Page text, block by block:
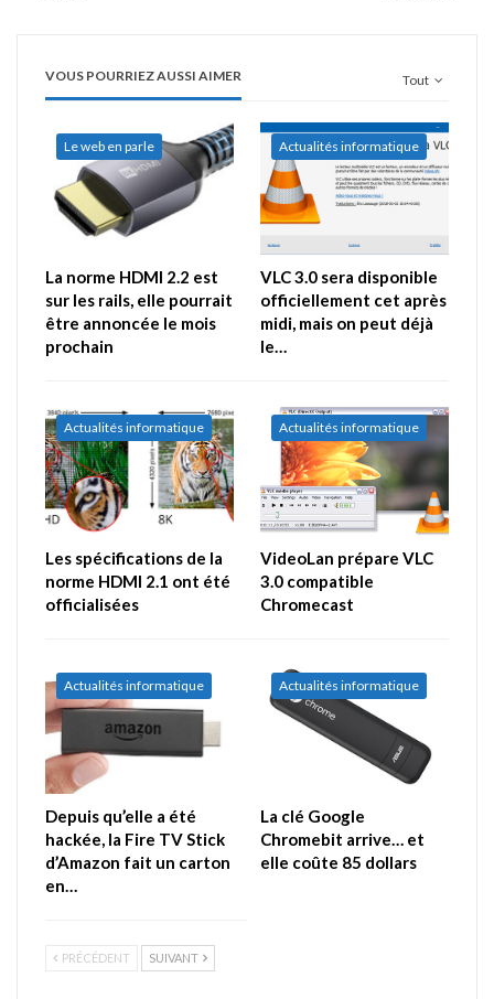
Tout
VOUS POURRIEZ AUSSI AIMER
Le web en parle
La norme HDMI 2.2 est
sur les rails, elle pourrait
être annoncée le mois
prochain
Actualités informatique
VLC 3.0 sera disponible
officiellement cet après
midi, mais on peut déjà
le…
Actualités informatique
Les spécifications de la
norme HDMI 2.1 ont été
officialisées
Actualités informatique
VideoLan prépare VLC
3.0 compatible
Chromecast
Actualités informatique
Depuis qu’elle a été
hackée, la Fire TV Stick
d’Amazon fait un carton
en…
Actualités informatique
La clé Google
Chromebit arrive… et
elle coûte 85 dollars
PRÉCÉDENT SUIVANT